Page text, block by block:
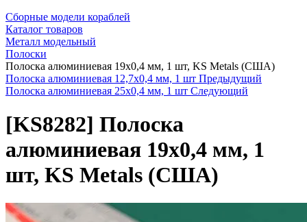
Сборные модели кораблей
Каталог товаров
Металл модельный
Полоски
Полоска алюминиевая 19х0,4 мм, 1 шт, KS Metals (США)
Полоска алюминиевая 12,7х0,4 мм, 1 шт Предыдущий
Полоска алюминиевая 25х0,4 мм, 1 шт Следующий
[KS8282] Полоска
алюминиевая 19х0,4 мм, 1
шт, KS Metals (США)